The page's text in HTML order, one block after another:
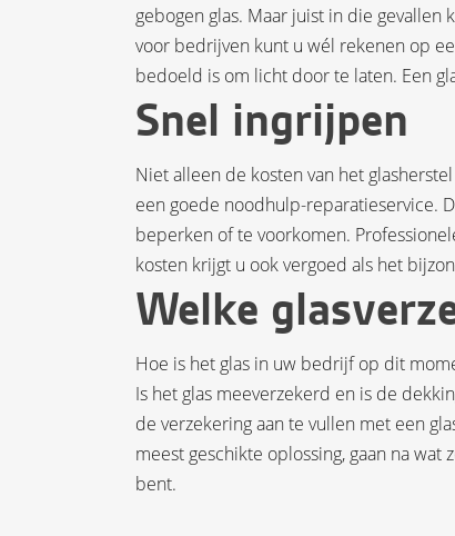
gebogen glas. Maar juist in die
voor bedrijven kunt u wél rekenen op
bedoeld is om licht door te laten. Een
Snel ingrijpen
Niet alleen de kosten van het
een goede noodhulp-reparatieservice.
beperken of te voorkomen.
kosten krijgt u ook vergoed als het
Welke
Hoe is het glas in uw bedrijf op dit
Is het glas meeverzekerd en is de
de verzekering aan te vullen met een
meest geschikte oplossing, gaan na wat
bent.